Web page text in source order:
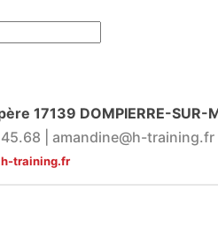
17139 DOMPIERRE-SUR-
| amandine@h-training.fr
training.fr